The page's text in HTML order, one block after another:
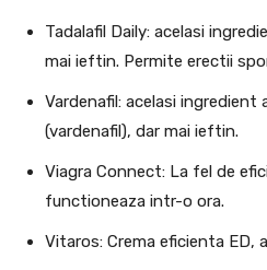
Tadalafil Daily: acelasi
mai ieftin. Permite erectii
Vardenafil: acelasi ingredient
(vardenafil), dar mai ieftin.
Viagra Connect: La fel de
functioneaza intr-o ora.
Vitaros: Crema eficienta ED,